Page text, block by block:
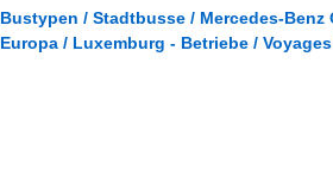
Bustypen / Stadtbusse / Mercedes-Benz
Europa / Luxemburg - Betriebe /